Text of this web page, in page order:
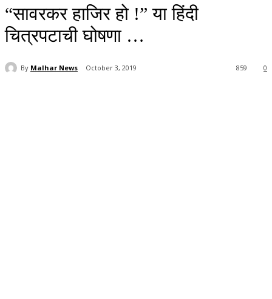
“सावरकर हाजिर हो !” या हिंदी
चित्रपटाची घोषणा …
By Malhar News October 3, 2019 0
859